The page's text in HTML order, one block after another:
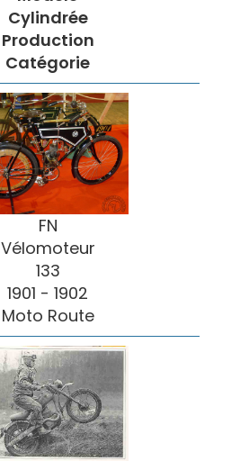
Cylindrée
Production
Catégorie
FN
Vélomoteur
133
1901 - 1902
Moto Route